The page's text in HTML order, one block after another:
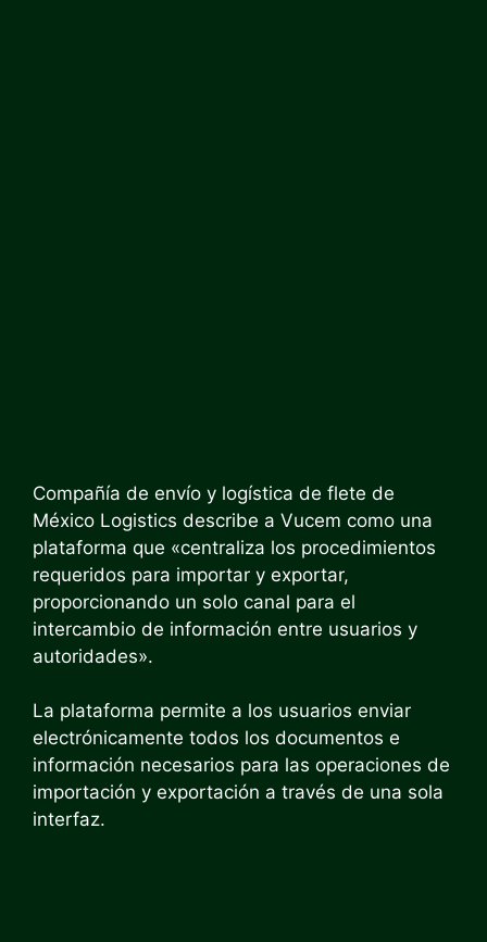
Compañía de envío y logística de flete de
México Logistics describe a Vucem como una
plataforma que «centraliza los procedimientos
requeridos para importar y exportar,
proporcionando un solo canal para el
intercambio de información entre usuarios y
autoridades».
La plataforma permite a los usuarios enviar
electrónicamente todos los documentos e
información necesarios para las operaciones de
importación y exportación a través de una sola
interfaz.